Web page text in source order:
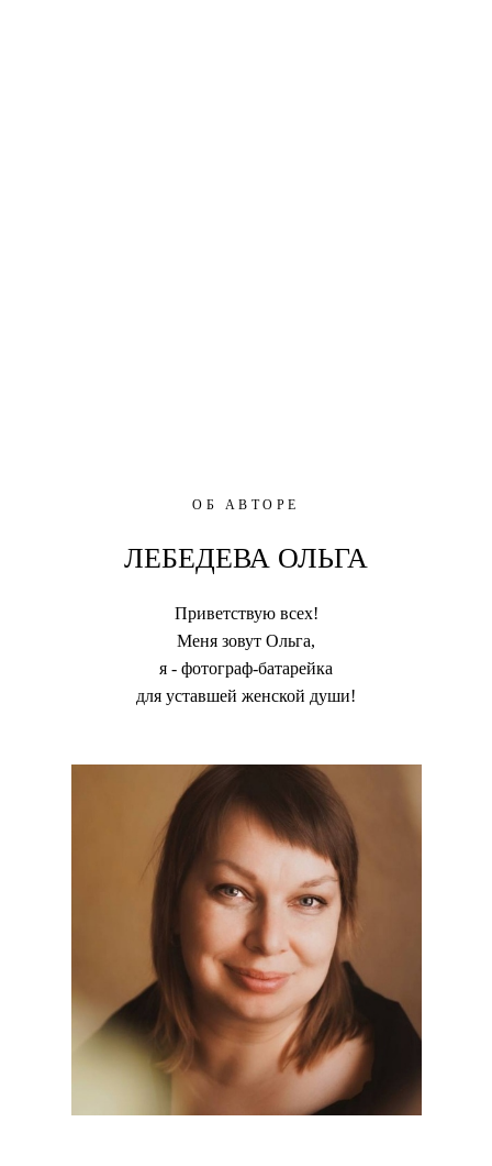
ОБ АВТОРЕ
ЛЕБЕДЕВА ОЛЬГА
Приветствую всех!
Меня зовут Ольга,
я - фотограф-батарейка
для уставшей женской души!